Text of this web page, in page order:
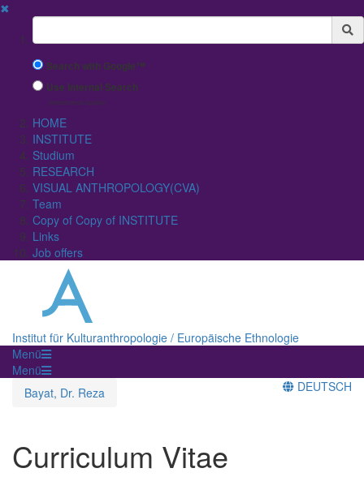
✖
Suchbegriff
Search with Google™
Use Internal Search
(limited result quality)
HOME
INSTITUTE
Studium
RESEARCH
VISUAL ANTHROPOLOGY(CVA)
Team
Copy of Copy of INSTITUTE
Links
Job offers
Institut für Kulturanthropologie / Europäische Ethnologie
Menü
Menü
Bayat, Dr. Reza
DEUTSCH
Curriculum Vitae